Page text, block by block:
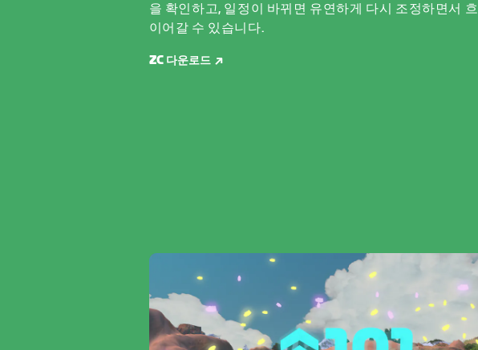
을 확인하고, 일정이 바뀌면 유연하게 다시 조정하면서
이어갈 수 있습니다.
ZC 다운로드